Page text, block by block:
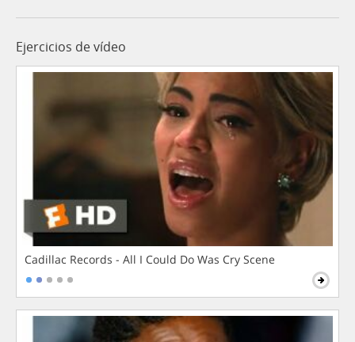
Ejercicios de vídeo
Cadillac Records - All I Could Do Was Cry Scene